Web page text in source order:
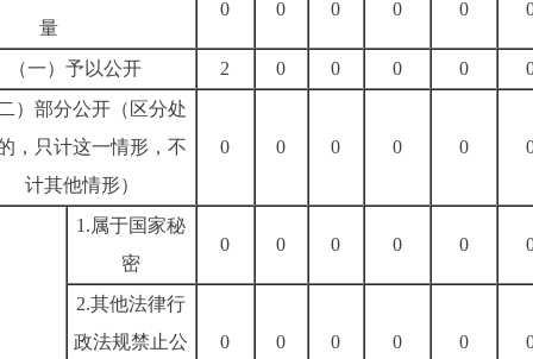
量
0 0 0 0 0
（一）予以公开 2 0 0 0 0
）部分公开（区分处
，只计这一情形，不
计其他情形）
0 0 0 0 0
1.属于国家秘
密
0 0 0 0 0
2.其他法律行
政法规禁止公
0 0 0 0 0